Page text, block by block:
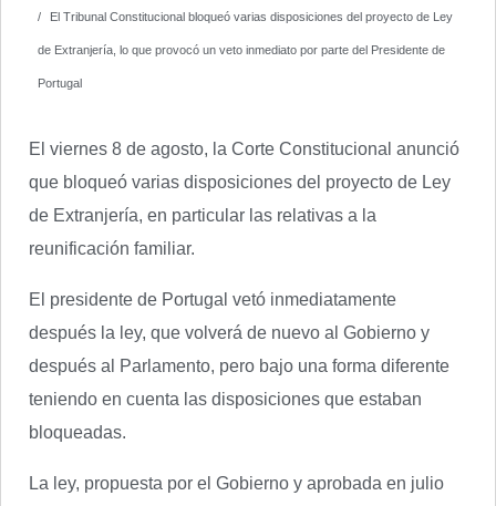
El Tribunal Constitucional bloqueó varias disposiciones del proyecto de Ley
de Extranjería, lo que provocó un veto inmediato por parte del Presidente de
Portugal
El viernes 8 de agosto, la Corte Constitucional anunció
que bloqueó varias disposiciones del proyecto de Ley
de Extranjería, en particular las relativas a la
reunificación familiar.
El presidente de Portugal vetó inmediatamente
después la ley, que volverá de nuevo al Gobierno y
después al Parlamento, pero bajo una forma diferente
teniendo en cuenta las disposiciones que estaban
bloqueadas.
La ley, propuesta por el Gobierno y aprobada en julio